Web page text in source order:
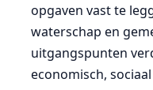
opgaven vast te
waterschap en
uitgangspunten
economisch,